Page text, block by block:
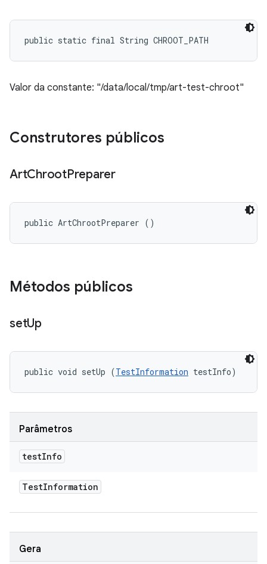
public static final String CHROOT_PATH
Valor da constante: "/data/local/tmp/art-test-chroot"
Construtores públicos
ArtChrootPreparer
public ArtChrootPreparer ()
Métodos públicos
setUp
public void setUp (TestInformation testInfo)
Parâmetros
testInfo
TestInformation
Gera